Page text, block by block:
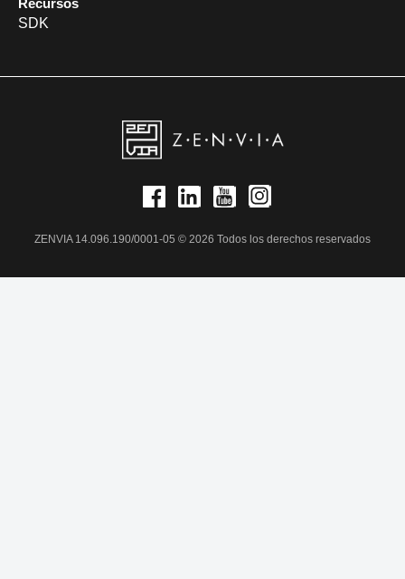
Recursos
SDK
ZENVIA 14.096.190/0001-05 © 2026 Todos los derechos reservados